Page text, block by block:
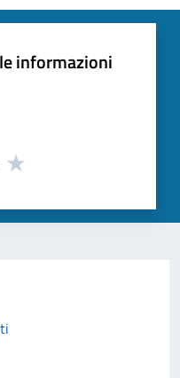
informazioni